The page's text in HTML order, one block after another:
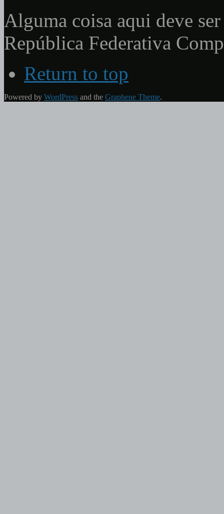
Alguma coisa aqui deve
República Federativa
Return to top
Powered by WordPress and the Graphene Theme.